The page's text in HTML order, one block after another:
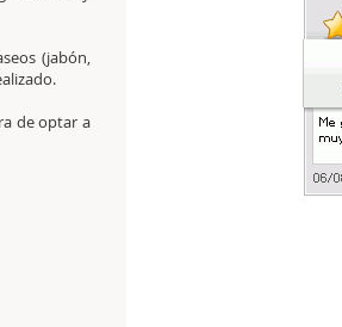
(jabón,
de optar a